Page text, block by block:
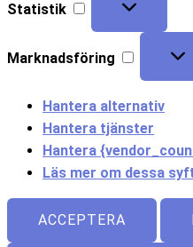
Statistik
Marknadsföring
Hantera alternativ
Hantera tjänster
Hantera
Läs mer om dessa
ACCEPTERA